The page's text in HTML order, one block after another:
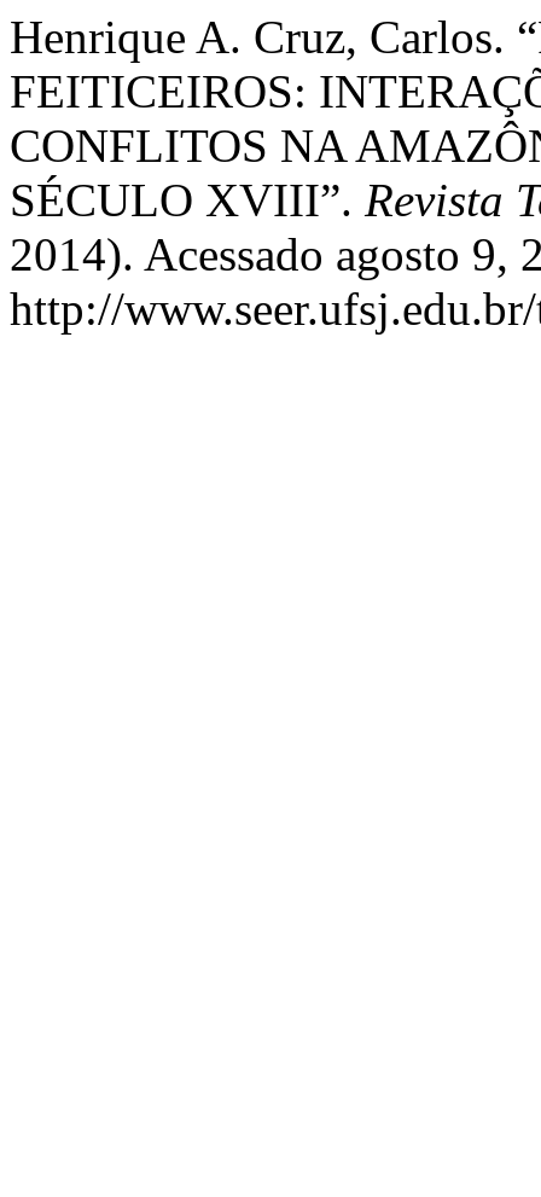
Henrique A. Cruz, Carlos.
FEITICEIROS:
CONFLITOS NA
SÉCULO XVIII”. Revista
2014). Acessado agosto 9,
http://